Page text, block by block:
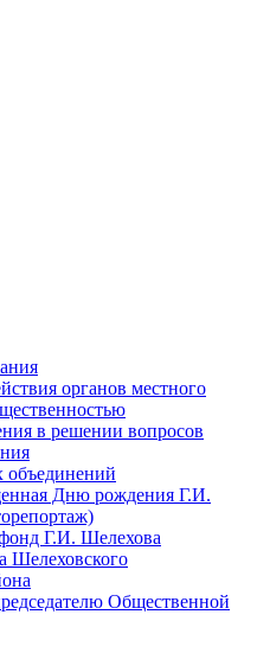
органов местного
в решении вопросов
объединений
Дню рождения Г.И.
Г.И. Шелехова
Шелеховского
Общественной